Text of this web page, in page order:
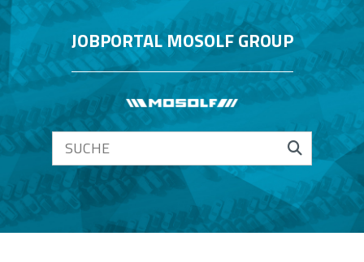
JOBPORTAL MOSOLF GROUP